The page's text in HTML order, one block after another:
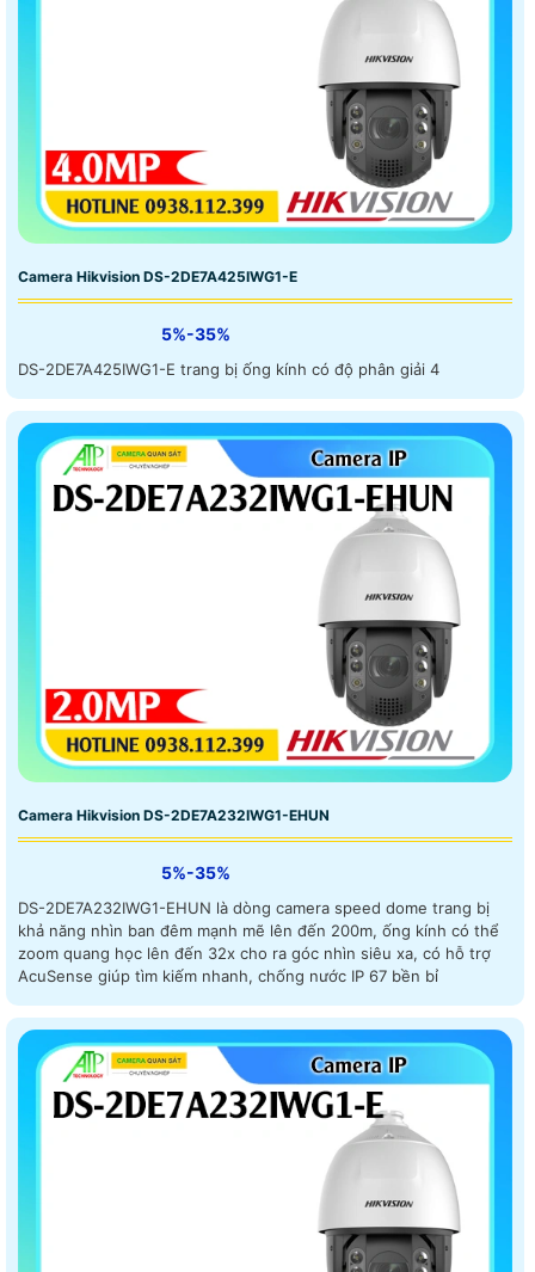
Camera Hikvision DS-2DE7A425IWG1-E
5%-35%
DS-2DE7A425IWG1-E trang bị ống kính có độ phân giải 4
Camera Hikvision DS-2DE7A232IWG1-EHUN
5%-35%
DS-2DE7A232IWG1-EHUN là dòng camera speed dome trang bị
khả năng nhìn ban đêm mạnh mẽ lên đến 200m, ống kính có thể
zoom quang học lên đến 32x cho ra góc nhìn siêu xa, có hỗ trợ
AcuSense giúp tìm kiếm nhanh, chống nước IP 67 bền bỉ